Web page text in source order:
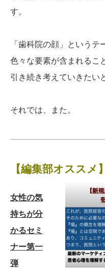
す。
「歯科院の顔」というテ
色々な要素が含まれるこ
引き続き考えていきたい
それでは、また。
【編集部オススメ】
女性の気
持ちが分
かるセミ
ナー第一
弾